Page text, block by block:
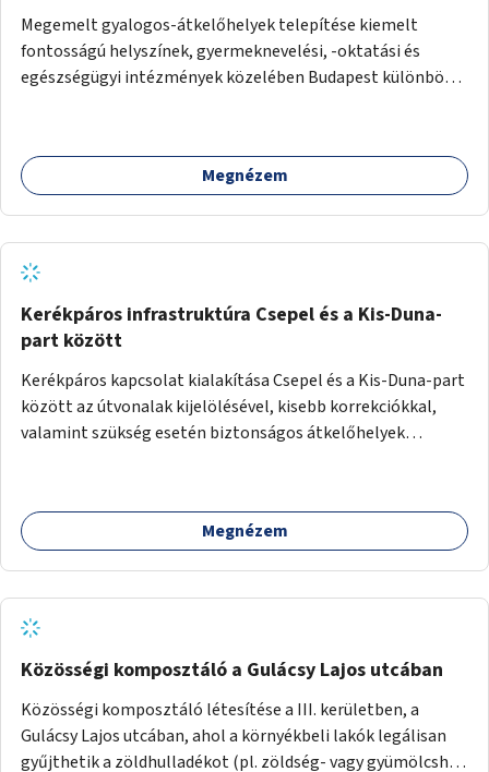
Megemelt gyalogos-átkelőhelyek telepítése kiemelt
fontosságú helyszínek, gyermeknevelési, -oktatási és
egészségügyi intézmények közelében Budapest különböző
Megnézem
Kerékpáros infrastruktúra Csepel és a Kis-Duna-
part között
Kerékpáros kapcsolat kialakítása Csepel és a Kis-Duna-part
között az útvonalak kijelölésével, kisebb korrekciókkal,
valamint szükség esetén biztonságos átkelőhelyek
Megnézem
Közösségi komposztáló a Gulácsy Lajos utcában
Közösségi komposztáló létesítése a III. kerületben, a
Gulácsy Lajos utcában, ahol a környékbeli lakók legálisan
gyűjthetik a zöldhulladékot (pl. zöldség- vagy gyümölcshéj,